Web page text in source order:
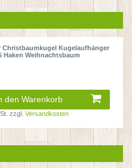
Christbaumkugel Kugelaufhänger
Haken Weihnachtsbaum
den Warenkorb
zzgl.Versandkosten